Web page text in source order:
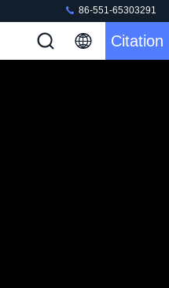
86-551-65303291
Citation